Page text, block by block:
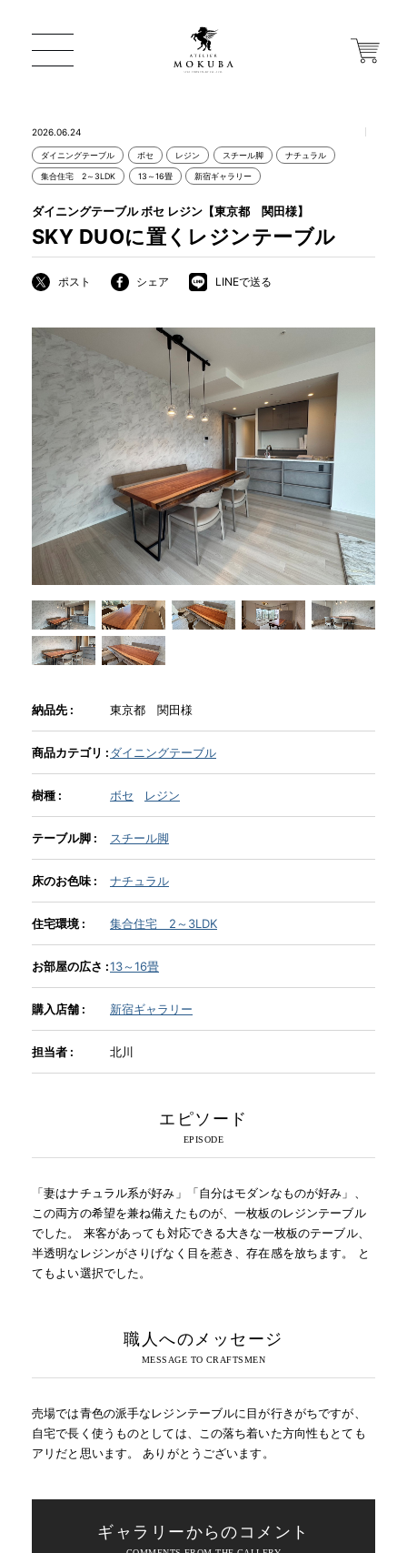
ONLINE STORE
店舗から探す
MOKUBA について
商品情報
直営店
イベント
WEBカタログ
納品事例
INFORMATION
MOKUBA CHANNEL
よくあるご質問
お問い合わせ
2026.06.24
ダイニングテーブル ボセ レジン スチール脚 ナチュラル
集合住宅 2～3LDK 13～16畳 新宿ギャラリー
SKY DUOに置くレジンテーブル
ダイニングテーブル ボセ レジン【東京都 関田様】
ポスト シェア LINEで送る
納品先 : 東京都 関田様
商品カテゴリ :ダイニングテーブル
樹種 : ボセ レジン
テーブル脚 : スチール脚
床のお色味 : ナチュラル
住宅環境 : 集合住宅 2～3LDK
お部屋の広さ :13～16畳
購入店舗 : 新宿ギャラリー
担当者 : 北川
エピソード
「妻はナチュラル系が好み」「自分はモダンなものが好み」、
この両方の希望を兼ね備えたものが、一枚板のレジンテーブル
でした。 来客があっても対応できる大きな一枚板のテーブル、
半透明なレジンがさりげなく目を惹き、存在感を放ちます。 と
てもよい選択でした。
職人へのメッセージ
売場では青色の派手なレジンテーブルに目が行きがちですが、
自宅で長く使うものとしては、この落ち着いた方向性もとても
アリだと思います。 ありがとうございます。
ギャラリーからのコメント